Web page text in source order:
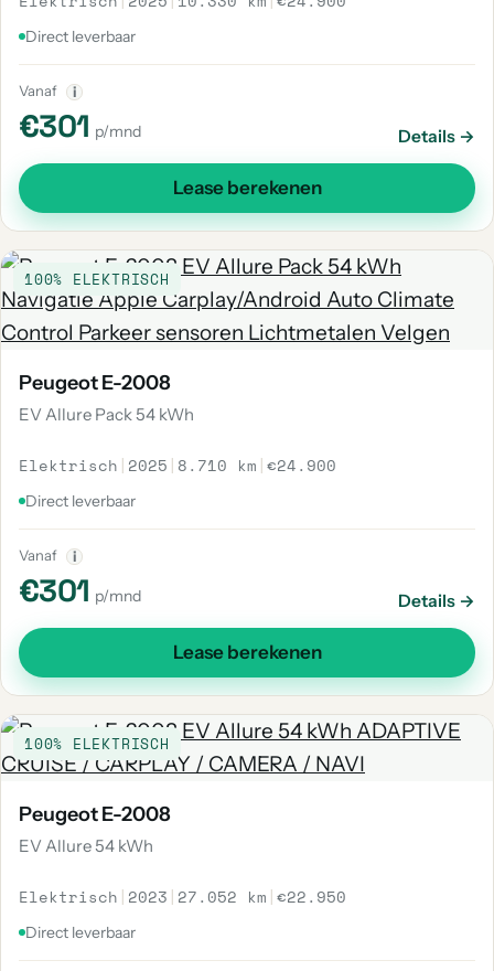
Direct leverbaar
Vanaf i
€301 p/mnd Details →
Lease berekenen
100% ELEKTRISCH
Peugeot E-2008
EV Allure Pack 54 kWh
Elektrisch | 2025 | 8.710 km |€24.900
Direct leverbaar
Vanaf i
€301 p/mnd Details →
Lease berekenen
100% ELEKTRISCH
Peugeot E-2008
EV Allure 54 kWh
Elektrisch | 2023 | 27.052 km |€22.950
Direct leverbaar